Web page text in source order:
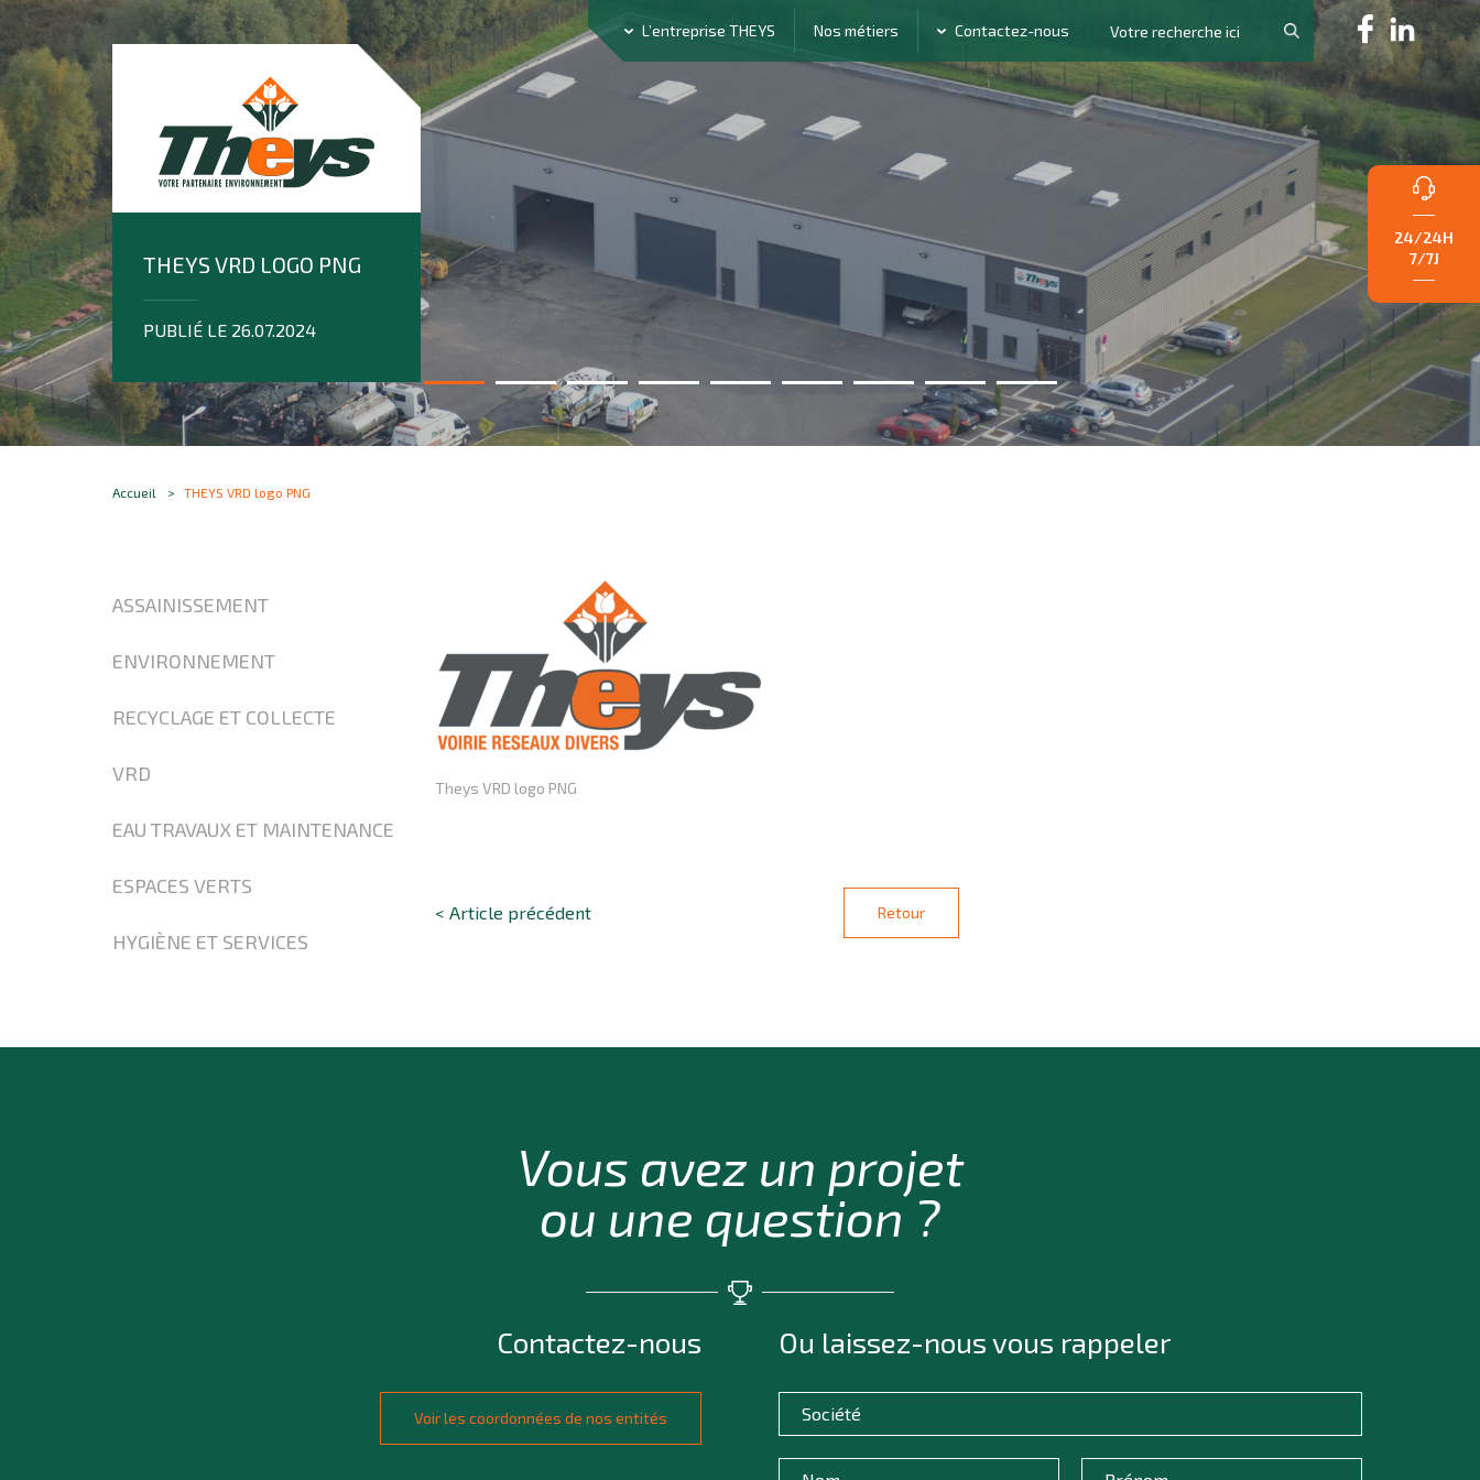
L’entreprise THEYS Nos métiers Contactez-nous
24/24H
7/7J
THEYS VRD LOGO PNG
PUBLIÉ LE 26.07.2024
Accueil THEYS VRD logo PNG
ASSAINISSEMENT
ENVIRONNEMENT
RECYCLAGE ET COLLECTE
VRD
EAU TRAVAUX ET MAINTENANCE
ESPACES VERTS
HYGIÈNE ET SERVICES
Theys VRD logo PNG
Retour
< Article précédent
Vous avez un projet
ou une question ?
Contactez-nous
Voir les coordonnées de nos entités
Ou laissez-nous vous rappeler